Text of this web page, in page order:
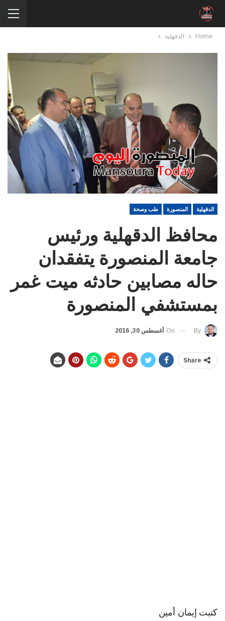
Home الدقهلية
الدقهلية المنصورة طب وصحة
محافظ الدقهلية ورئيس
جامعة المنصورة يتفقدان
حاله مصابين حادثه ميت غمر
بمستشفي المنصورة
By
On أغسطس 30, 2016
Share
كتبت إيمان أمين